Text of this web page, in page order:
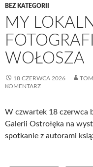
BEZ KATEGORII
MY
WOŁOSZA
18 CZERWCA 2026
KOMENTARZ
W czwartek 18 czerwca
Galerii Ostrołęka na
spotkanie z autorami